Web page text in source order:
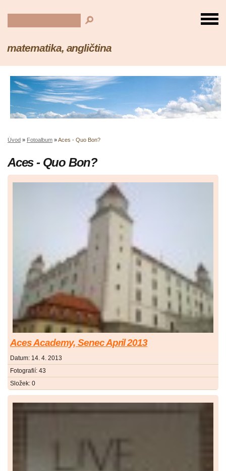
matematika, angličtina
Úvod » Fotoalbum »Aces - Quo Bon?
Aces - Quo Bon?
Aces Academy, Senec April 2013
Datum: 14. 4. 2013
Fotografií: 43
Složek: 0